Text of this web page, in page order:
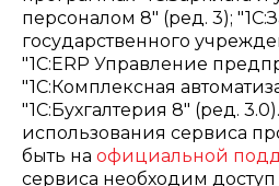
персоналом 8" (ред. 3);
государственного
"1С:ERP Управление
"1С:Комплексная
"1С:Бухгалтерия 8" (ред.
использования сервиса
быть на официальной
сервиса необходим доступ